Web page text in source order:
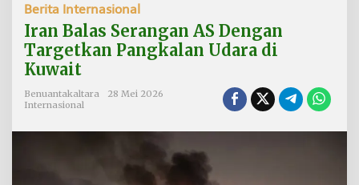
n
B
a
s
Berita Internasional
Iran Balas Serangan AS Dengan
Targetkan Pangkalan Udara di
Kuwait
Benuantakaltara
28 Mei 2026
Internasional